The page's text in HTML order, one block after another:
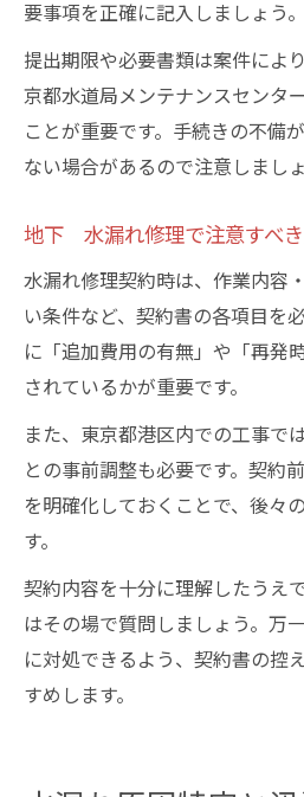
要事項を正確に記入しましょう。
提出期限や必要書類は案件によ
京都水道局メンテナンスセンタ
ことが重要です。手続きの不備
ない場合があるので注意しましょ
地下 水漏れ修理で注意すべ
水漏れ修理契約時は、作業内容
い条件など、契約書の各項目を
に「追加費用の有無」や「再発
されているかが重要です。
また、東京都港区内での工事で
との事前調整も必要です。契約
を明確化しておくことで、後々
す。
契約内容を十分に理解したうえ
はその場で質問しましょう。万
に対処できるよう、契約書の控
すめします。